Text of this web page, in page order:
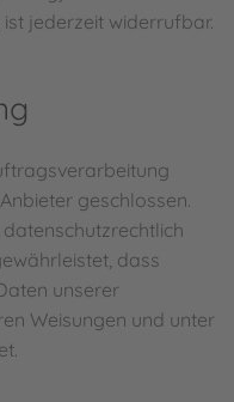
jederzeit widerrufbar.
geschlossen.
dass
unserer
Weisungen und unter